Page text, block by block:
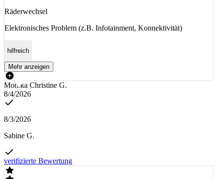
Räderwechsel
Elektronisches Problem (z.B. Infotainment, Konnektivität)
hilfreich
Mehr anzeigen
Monika Christine G.
8/4/2026
8/3/2026
Sabine G.
verifizierte Bewertung